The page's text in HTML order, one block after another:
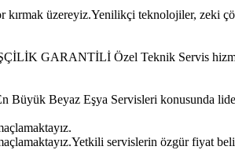
üzereyiz.Yenilikçi teknolojiler, zeki
GARANTİLİ Özel Teknik Servis
Büyük Beyaz Eşya Servisleri konusunda
servislerin özgür fiyat